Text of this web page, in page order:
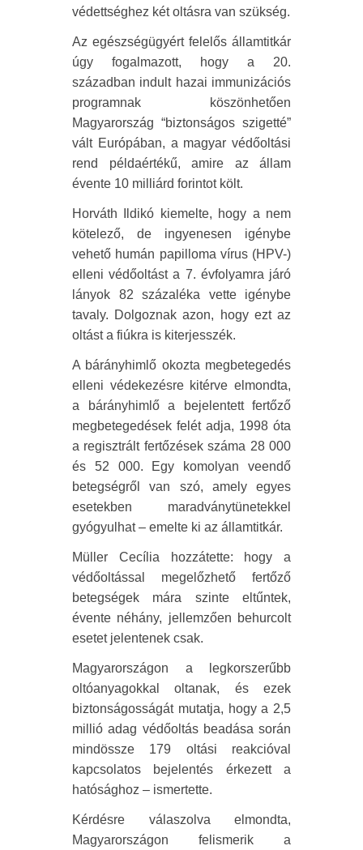
védettséghez két oltásra van szükség.
Az egészségügyért felelős államtitkár
úgy fogalmazott, hogy a 20.
században indult hazai immunizációs
programnak köszönhetően
Magyarország “biztonságos szigetté”
vált Európában, a magyar védőoltási
rend példaértékű, amire az állam
évente 10 milliárd forintot költ.
Horváth Ildikó kiemelte, hogy a nem
kötelező, de ingyenesen igénybe
vehető humán papilloma vírus (HPV-)
elleni védőoltást a 7. évfolyamra járó
lányok 82 százaléka vette igénybe
tavaly. Dolgoznak azon, hogy ezt az
oltást a fiúkra is kiterjesszék.
A bárányhimlő okozta megbetegedés
elleni védekezésre kitérve elmondta,
a bárányhimlő a bejelentett fertőző
megbetegedések felét adja, 1998 óta
a regisztrált fertőzések száma 28 000
és 52 000. Egy komolyan veendő
betegségről van szó, amely egyes
esetekben maradványtünetekkel
gyógyulhat – emelte ki az államtitkár.
Müller Cecília hozzátette: hogy a
védőoltással megelőzhető fertőző
betegségek mára szinte eltűntek,
évente néhány, jellemzően behurcolt
esetet jelentenek csak.
Magyarországon a legkorszerűbb
oltóanyagokkal oltanak, és ezek
biztonságosságát mutatja, hogy a 2,5
millió adag védőoltás beadása során
mindössze 179 oltási reakcióval
kapcsolatos bejelentés érkezett a
hatósághoz – ismertette.
Kérdésre válaszolva elmondta,
Magyarországon felismerik a